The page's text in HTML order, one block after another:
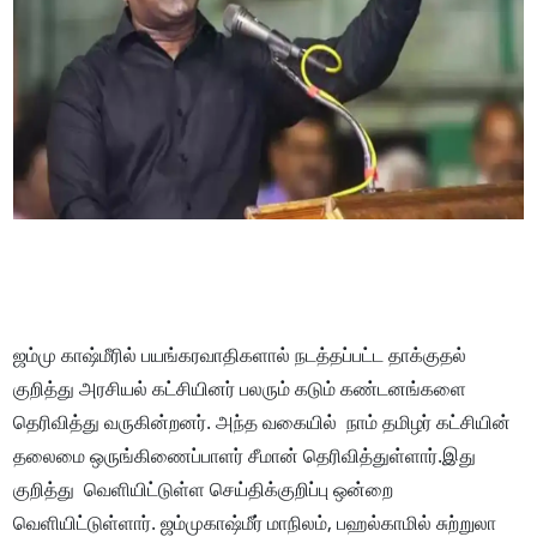
ஜம்மு காஷ்மீரில் பயங்கரவாதிகளால் நடத்தப்பட்ட தாக்குதல்
குறித்து அரசியல் கட்சியினர் பலரும் கடும் கண்டனங்களை
தெரிவித்து வருகின்றனர். அந்த வகையில் நாம் தமிழர் கட்சியின்
தலைமை ஒருங்கிணைப்பாளர் சீமான் தெரிவித்துள்ளார்.இது
குறித்து வெளியிட்டுள்ள செய்திக்குறிப்பு ஒன்றை
வெளியிட்டுள்ளார். ஜம்முகாஷ்மீர் மாநிலம், பஹல்காமில் சுற்றுலா